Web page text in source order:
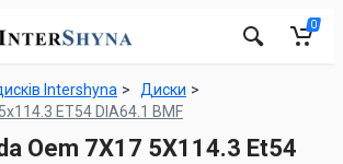
0
Intershyna
Диски
ET54 DIA64.1 BMF
Oem 7X17 5X114.3 Et54